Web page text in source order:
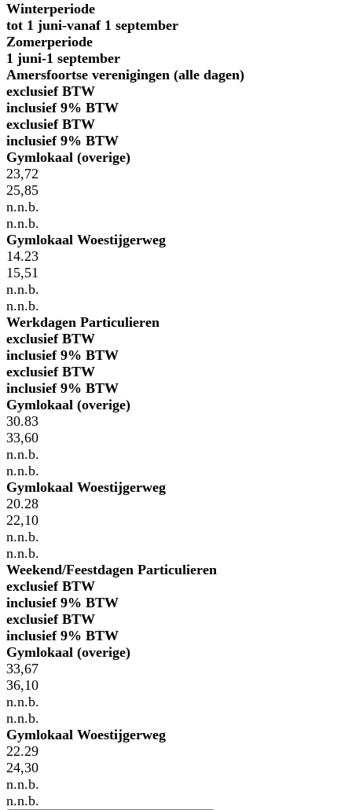
Winterperiode
tot 1 juni-vanaf 1 september
Zomerperiode
1 juni-1 september
Amersfoortse verenigingen (alle dagen)
exclusief BTW
inclusief 9% BTW
exclusief BTW
inclusief 9% BTW
Gymlokaal (overige)
23,72
25,85
n.n.b.
n.n.b.
Gymlokaal Woestijgerweg
14.23
15,51
n.n.b.
n.n.b.
Werkdagen Particulieren
exclusief BTW
inclusief 9% BTW
exclusief BTW
inclusief 9% BTW
Gymlokaal (overige)
30.83
33,60
n.n.b.
n.n.b.
Gymlokaal Woestijgerweg
20.28
22,10
n.n.b.
n.n.b.
Weekend/Feestdagen Particulieren
exclusief BTW
inclusief 9% BTW
exclusief BTW
inclusief 9% BTW
Gymlokaal (overige)
33,67
36,10
n.n.b.
n.n.b.
Gymlokaal Woestijgerweg
22.29
24,30
n.n.b.
n.n.b.